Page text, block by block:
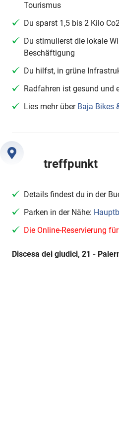
Tourismus
Du sparst 1,5 bis 2 Kilo
Du stimulierst die lokale
Beschäftigung
Du hilfst, in grüne
Radfahren ist gesund und
Lies mehr über Baja Bikes
treffpunkt
Details findest du in der
Parken in der Nähe:
Die Online-Reservierung
Discesa dei giudici, 21 -